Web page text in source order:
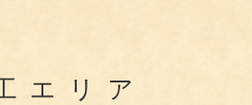
エリア